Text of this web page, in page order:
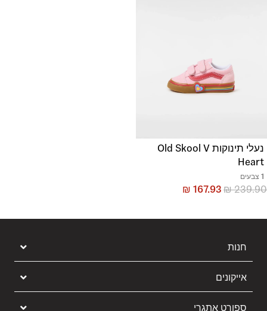
נעלי תינוקות Old Skool V
Heart
1 צבעים
₪239.90
₪ 167.93
חנות
אייקונים
ספורט אתגרי